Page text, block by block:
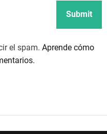
el spam. Aprende cómo